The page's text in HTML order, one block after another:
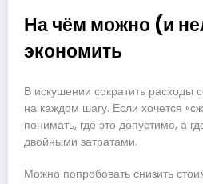
На чём можно (и
экономить
В искушении сократить расходы
на каждом шагу. Если хочется
понимать, где это допустимо, а
двойными затратами.
Можно попробовать снизить